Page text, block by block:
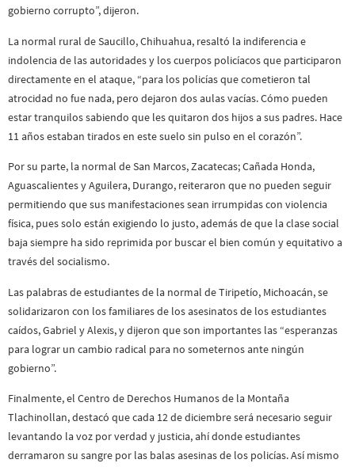
gobierno corrupto”, dijeron.
La normal rural de Saucillo, Chihuahua, resaltó la indiferencia e
indolencia de las autoridades y los cuerpos policíacos que participaron
directamente en el ataque, “para los policías que cometieron tal
atrocidad no fue nada, pero dejaron dos aulas vacías. Cómo pueden
estar tranquilos sabiendo que les quitaron dos hijos a sus padres. Hace
11 años estaban tirados en este suelo sin pulso en el corazón”.
Por su parte, la normal de San Marcos, Zacatecas; Cañada Honda,
Aguascalientes y Aguilera, Durango, reiteraron que no pueden seguir
permitiendo que sus manifestaciones sean irrumpidas con violencia
física, pues solo están exigiendo lo justo, además de que la clase social
baja siempre ha sido reprimida por buscar el bien común y equitativo a
través del socialismo.
Las palabras de estudiantes de la normal de Tiripetío, Michoacán, se
solidarizaron con los familiares de los asesinatos de los estudiantes
caídos, Gabriel y Alexis, y dijeron que son importantes las “esperanzas
para lograr un cambio radical para no someternos ante ningún
gobierno”.
Finalmente, el Centro de Derechos Humanos de la Montaña
Tlachinollan, destacó que cada 12 de diciembre será necesario seguir
levantando la voz por verdad y justicia, ahí donde estudiantes
derramaron su sangre por las balas asesinas de los policías. Así mismo